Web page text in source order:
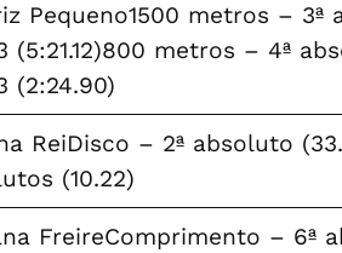
Pequeno1500 metros – 3ª
(5:21.12)800 metros – 4ª
(2:24.90)
ReiDisco – 2ª absoluto
(10.22)
FreireComprimento – 6ª